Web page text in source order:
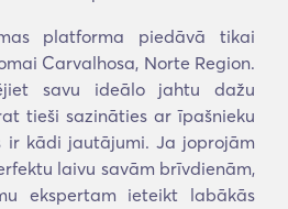
platforma piedāvā tikai
Carvalhosa, Norte Region.
savu ideālo jahtu dažu
tieši sazināties ar īpašnieku
ir kādi jautājumi. Ja joprojām
laivu savām brīvdienām,
ekspertam ieteikt labākās